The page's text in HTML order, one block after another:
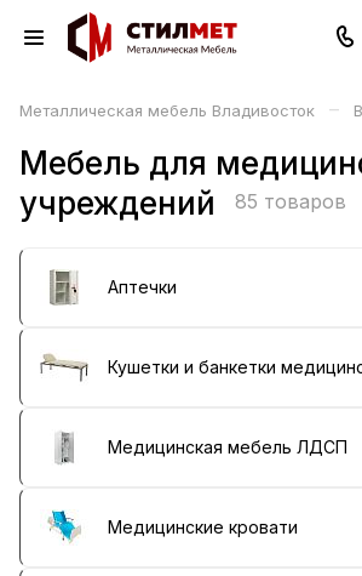
Металлическая мебель Владивосток –
Мебель для
учреждений
85 товаров
Аптечки
Кушетки и банкетки
Медицинская мебель ЛДСП
Медицинские кровати